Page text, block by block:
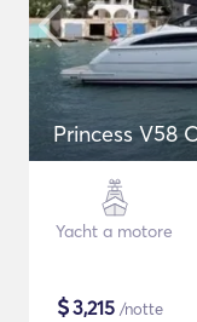
Princess V58
Yacht a motore
$3,215 /notte